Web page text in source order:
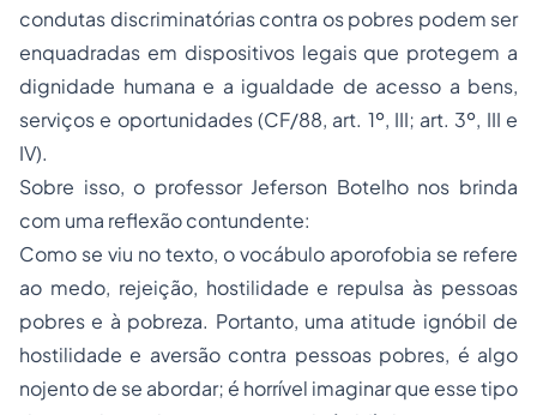
condutas discriminatórias contra os pobres podem ser
enquadradas em dispositivos legais que protegem a
dignidade humana e a igualdade de acesso a bens,
serviços e oportunidades (CF/88, art. 1º, III; art. 3º, III e
IV).
Sobre isso, o professor Jeferson Botelho nos brinda
com uma reflexão contundente:
Como se viu no texto, o vocábulo aporofobia se refere
ao medo, rejeição, hostilidade e repulsa às pessoas
pobres e à pobreza. Portanto, uma atitude ignóbil de
hostilidade e aversão contra pessoas pobres, é algo
nojento de se abordar; é horrível imaginar que esse tipo